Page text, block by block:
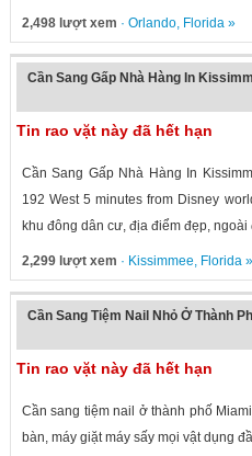
2,498 lượt xem · Orlando, Florida»
Cần Sang Gấp Nhà Hàng In
Tin rao vặt này đã hết hạn
Cần Sang Gấp Nhà Hàng In
192 West 5 minutes from Disney
khu đông dân cư, địa điểm đẹp,
2,299 lượt xem · Kissimmee, Florida»
Cần Sang Tiệm Nail Nhỏ Ở Thành
Tin rao vặt này đã hết hạn
Cần sang tiệm nail ở thành phố
bàn, máy giặt máy sấy mọi vật dụng